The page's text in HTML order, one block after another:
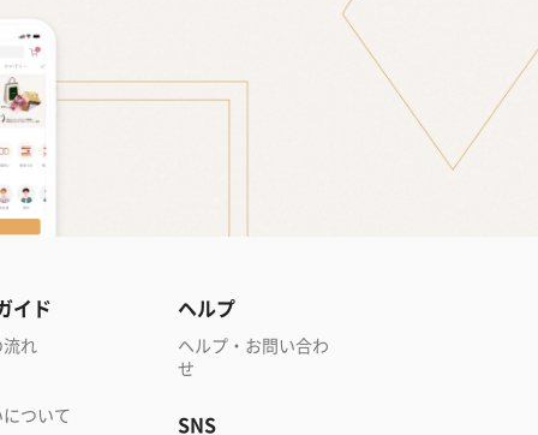
イド
れ
ついて
ヘルプ
ヘルプ・お問い合わ
せ
SNS